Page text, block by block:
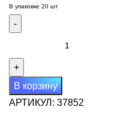
В упаковке 20 шт
Тройник
ПРОГРЕСС
белый
В корзину
АРТИКУЛ: 37852